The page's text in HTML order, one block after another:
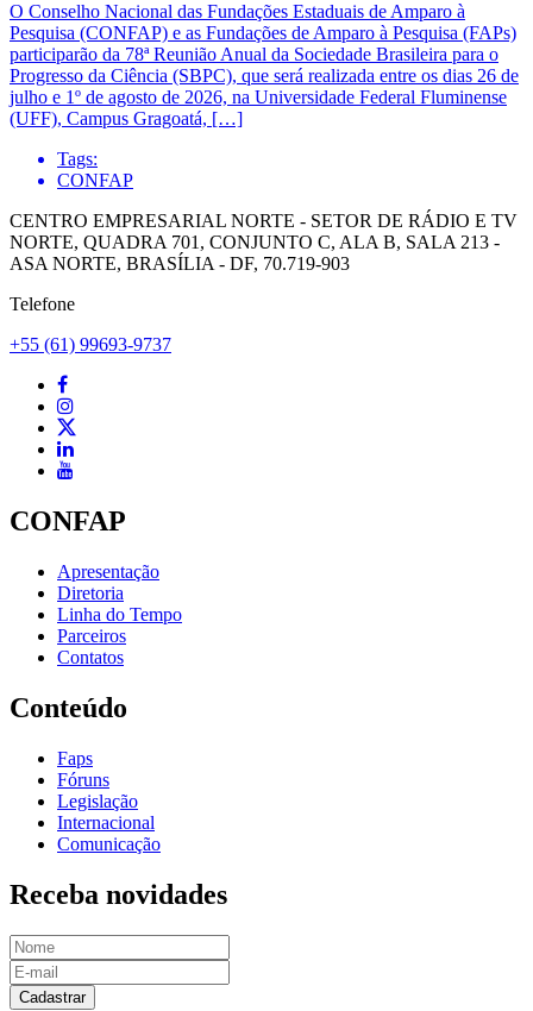
O Conselho Nacional das Fundações Estaduais de Amparo à
Pesquisa (CONFAP) e as Fundações de Amparo à Pesquisa (FAPs)
participarão da 78ª Reunião Anual da Sociedade Brasileira para o
Progresso da Ciência (SBPC), que será realizada entre os dias 26 de
julho e 1º de agosto de 2026, na Universidade Federal Fluminense
(UFF), Campus Gragoatá, […]
Tags:
CONFAP
CENTRO EMPRESARIAL NORTE - SETOR DE RÁDIO E TV
NORTE, QUADRA 701, CONJUNTO C, ALA B, SALA 213 -
ASA NORTE, BRASÍLIA - DF, 70.719-903
Telefone
+55 (61) 99693-9737
CONFAP
Apresentação
Diretoria
Linha do Tempo
Parceiros
Contatos
Conteúdo
Faps
Fóruns
Legislação
Internacional
Comunicação
Receba novidades
Cadastrar